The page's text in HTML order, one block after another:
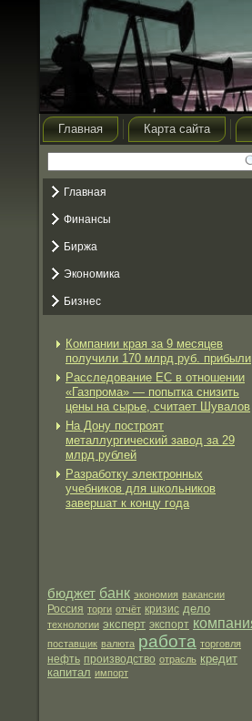
Главная Карта сайта
Главная
Финансы
Биржа
Экономика
Бизнес
Компании края за 9 месяцев
получили 170 млрд руб. прибыли
Расследование ЕС в отношении
«Газпрома» — попытка снизить
цены на сырье, считает Шувалов
На Дону построят
металлургический завод за 29
млрд рублей
Разработку электронных
учебников для школьников
завершат к концу года
бюджет банк экономия вакансии
Россия торги отчёт кризис дело
технологии эксперт экспорт
поставщик валюта работа торговля
нефть производство отрасль кредит
капитал импорт